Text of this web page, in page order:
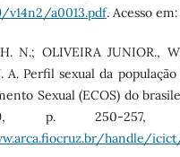
v14n2/a0013.pdf. Acesso
N.; OLIVEIRA JUNIOR.,
A. Perfil sexual da
Sexual (ECOS) do
p. 250-257,
handle/